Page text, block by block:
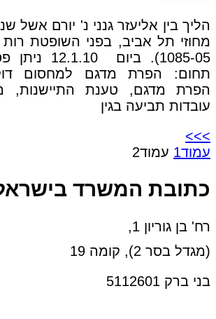
הליך בין אליעזר גנני נ' יורם אשל
מחוזי תל אביב, בפני השופטת
1085-05).
תחום: הפרת מדגם למחסום
הפרת מדגם, טענת התיישנות,
עובדות תביעה בגין
>>>
עמוד1 עמוד2
כתובת המשרד
רח' בן גוריון 1,
(מגדל בסר 2), קומה 19
בני ברק 5112601